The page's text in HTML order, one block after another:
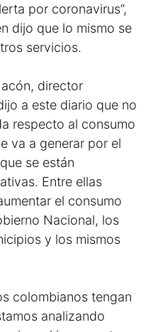
por coronavirus”,
dijo que lo mismo se
servicios.
director
a este diario que no
respecto al consumo
va a generar por el
se están
Entre ellas
el consumo
Nacional, los
y los mismos
colombianos tengan
analizando